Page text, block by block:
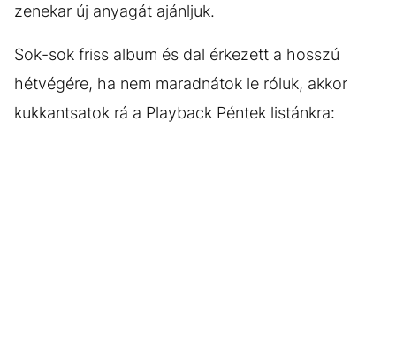
zenekar új anyagát ajánljuk.
Sok-sok friss album és dal érkezett a hosszú
hétvégére, ha nem maradnátok le róluk, akkor
kukkantsatok rá a Playback Péntek listánkra: